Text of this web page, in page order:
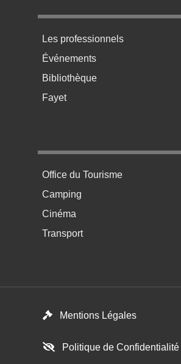
Menu pratique bas de page 3
Les professionnels
Événements
Bibliothèque
Fayet
Menu pratique bas de page 4
Office du Tourisme
Camping
Cinéma
Transport
Mentions Légales
Politique de Confidentialité